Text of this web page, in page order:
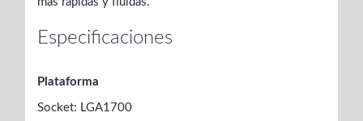
Especificaciones
Plataforma
Socket: LGA1700